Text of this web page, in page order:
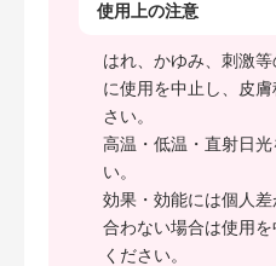
使用上の注意
はれ、かゆみ、刺激
に使用を中止し、皮
さい。
高温・低温・直射日
い。
効果・効能には個人差
合わない場合は使用
ください。